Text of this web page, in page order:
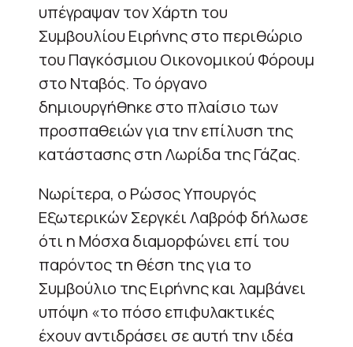
υπέγραψαν τον Χάρτη του
Συμβουλίου Ειρήνης στο περιθώριο
του Παγκόσμιου Οικονομικού Φόρουμ
στο Νταβός. Το όργανο
δημιουργήθηκε στο πλαίσιο των
προσπαθειών για την επίλυση της
κατάστασης στη Λωρίδα της Γάζας.
Νωρίτερα, ο Ρώσος Υπουργός
Εξωτερικών Σεργκέι Λαβρόφ δήλωσε
ότι η Μόσχα διαμορφώνει επί του
παρόντος τη θέση της για το
Συμβούλιο της Ειρήνης και λαμβάνει
υπόψη «το πόσο επιφυλακτικές
έχουν αντιδράσει σε αυτή την ιδέα